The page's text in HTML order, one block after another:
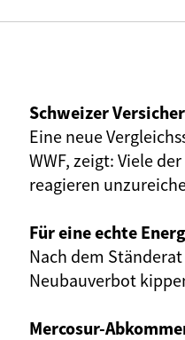
Schweizer
Eine neue
WWF, zeigt: Viele
reagieren
Für eine echte
Nach dem
Neubauverbot
Mercosur-